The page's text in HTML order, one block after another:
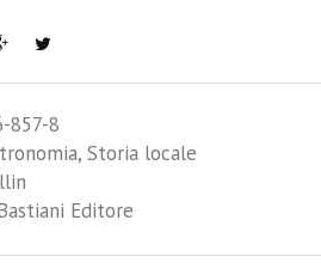
857-8
, Storia locale
Editore